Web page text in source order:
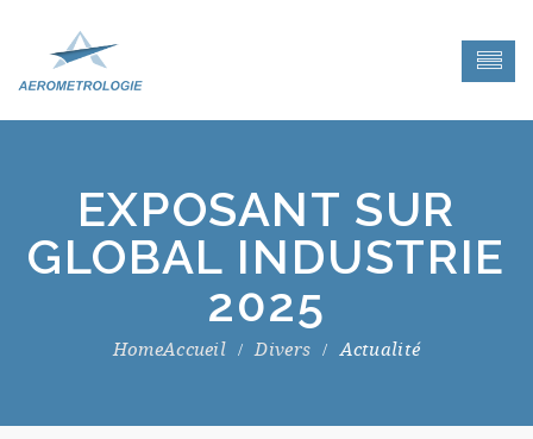
EXPOSANT SUR
GLOBAL INDUSTRIE
2025
Accueil Divers Actualité